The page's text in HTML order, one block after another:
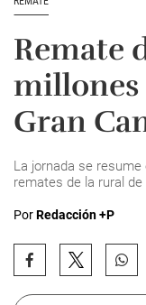
Remate
millones
Gran
La jornada se
remates de la rural
PorRedacción +P